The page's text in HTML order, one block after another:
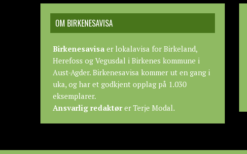
OM BIRKENESAVISA
Birkenesavisa er lokalavisa for Birkeland,
Herefoss og Vegusdal i Birkenes kommune i
Aust-Agder. Birkenesavisa kommer ut en gang i
uka, og har et godkjent opplag på 1.030
eksemplarer.
Ansvarlig redaktører Terje Modal.